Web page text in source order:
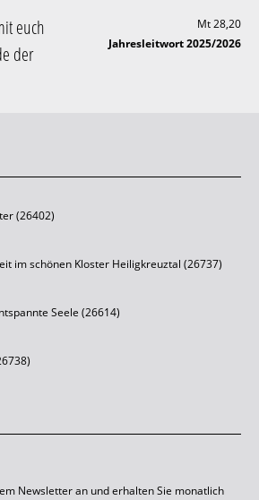
euch
der
Mt 28,20
Jahresleitwort 2025/2026
(26402)
im schönen Kloster Heiligkreuztal (26737)
Seele (26614)
Newsletter an und erhalten Sie monatlich